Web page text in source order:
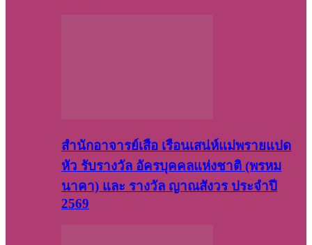
สำนักอาจารย์เสือ เรือนเสน่ห์แม่พรายแปด
หัว รับรางวัล อัครบุคคลแห่งชาติ (พรหม
นาคา) และ รางวัล ญาณสังวร ประจำปี
2569